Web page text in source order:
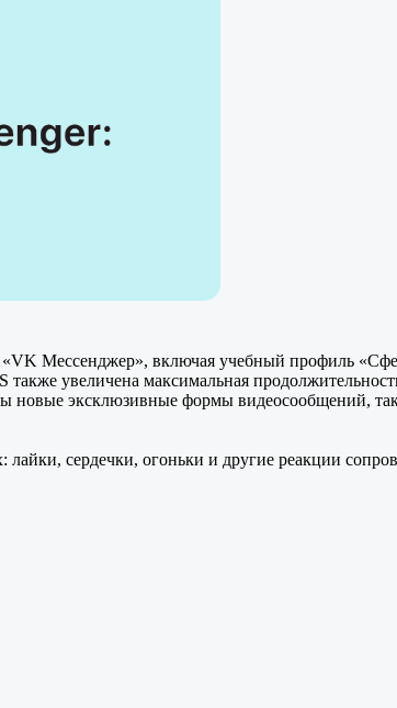
«VK Мессенджер», включая учебный профиль
увеличена максимальная
новые эксклюзивные формы видеосообщений,
сердечки, огоньки и другие реакции